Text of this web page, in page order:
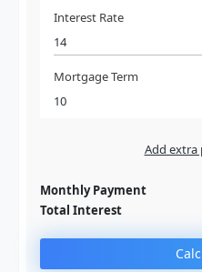
Interest Rate
Mortgage Term
Add extra
Monthly Payment
Total Interest